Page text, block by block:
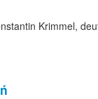
Krimmel,